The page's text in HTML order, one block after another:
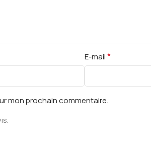
E-mail*
mon prochain commentaire.